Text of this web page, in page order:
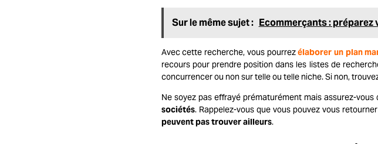
Sur le même sujet : Ecommerçants :
Avec cette recherche, vous pourrezélaborer un plan
recours pour prendre position dans les listes de
concurrencer ou non sur telle ou telle niche. Si non,
Ne soyez pas effrayé prématurément mais assurez-
sociétés. Rappelez-vous que vous pouvez vous
peuvent pas trouver ailleurs.